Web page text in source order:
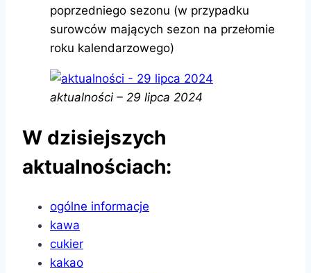
poprzedniego sezonu (w przypadku
surowców mających sezon na przełomie
roku kalendarzowego)
aktualności – 29 lipca 2024
W dzisiejszych
aktualnościach:
ogólne informacje
kawa
cukier
kakao